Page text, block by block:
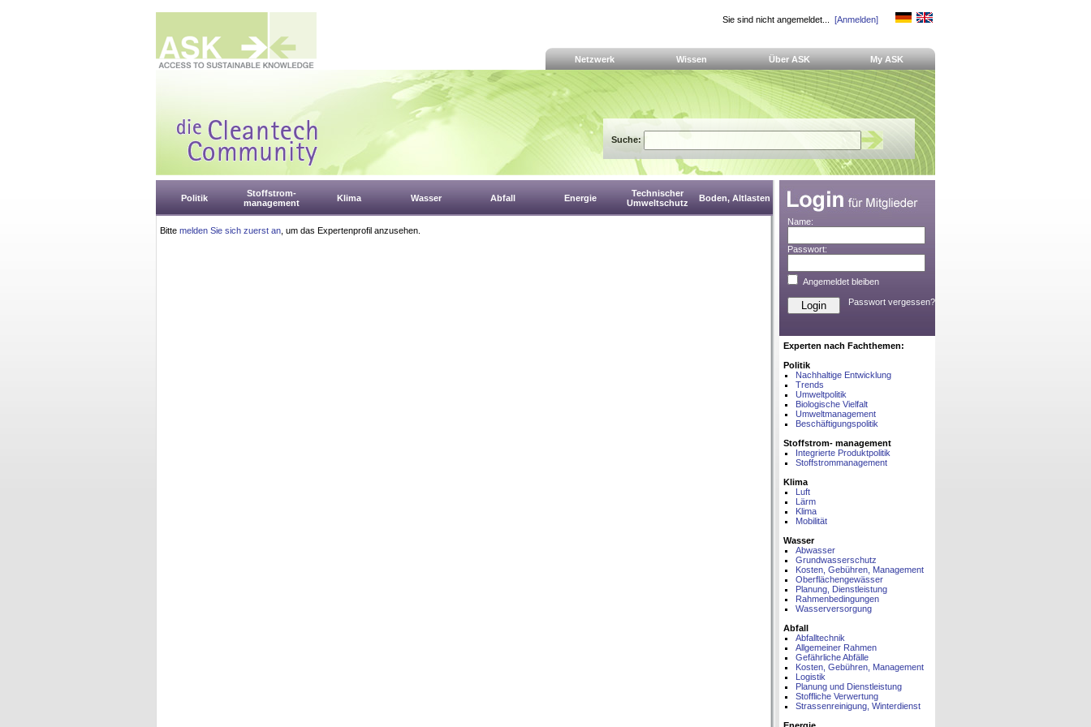
Sie sind nicht angemeldet... [Anmelden]
Netzwerk Wissen Über ASK My ASK
Suche:
Politik
Stoffstrom-
management
Klima Wasser Abfall Energie
Technischer
Umweltschutz
Boden, Altlasten
Bitte melden Sie sich zuerst an , um das Expertenprofil anzusehen.
Name:
Passwort:
Angemeldet bleiben
Passwort vergessen?
Experten nach Fachthemen:
Politik
Nachhaltige Entwicklung
Trends
Umweltpolitik
Biologische Vielfalt
Umweltmanagement
Beschäftigungspolitik
Stoffstrom- management
Integrierte Produktpolitik
Stoffstrommanagement
Klima
Luft
Lärm
Klima
Mobilität
Wasser
Abwasser
Grundwasserschutz
Kosten, Gebühren, Management
Oberflächengewässer
Planung, Dienstleistung
Rahmenbedingungen
Wasserversorgung
Abfall
Abfalltechnik
Allgemeiner Rahmen
Gefährliche Abfälle
Kosten, Gebühren, Management
Logistik
Planung und Dienstleistung
Stoffliche Verwertung
Strassenreinigung, Winterdienst